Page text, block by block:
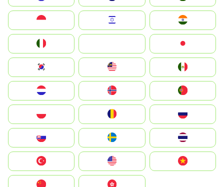
South Korea
United States
中國香港特別行政區